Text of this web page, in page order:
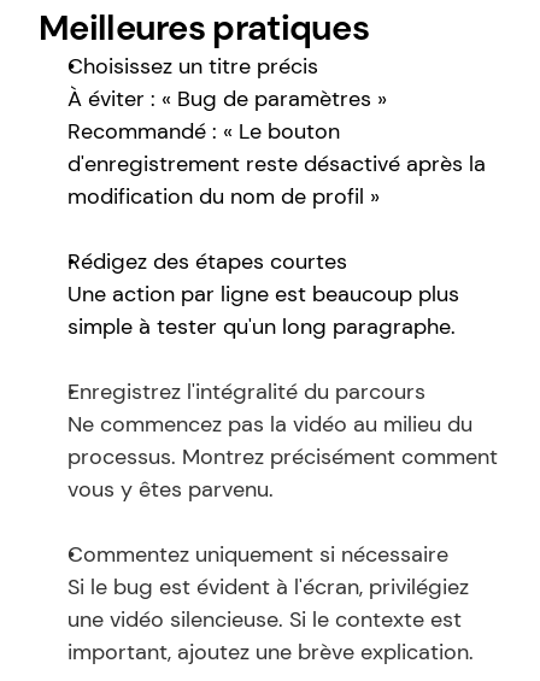
Meilleures pratiques
Choisissez un titre précis
À éviter : « Bug de paramètres »
Recommandé : « Le bouton
d'enregistrement reste désactivé après la
modification du nom de profil »
Rédigez des étapes courtes
Une action par ligne est beaucoup plus
simple à tester qu'un long paragraphe.
Enregistrez l'intégralité du parcours
Ne commencez pas la vidéo au milieu du
processus. Montrez précisément comment
vous y êtes parvenu.
Commentez uniquement si nécessaire
Si le bug est évident à l'écran, privilégiez
une vidéo silencieuse. Si le contexte est
important, ajoutez une brève explication.